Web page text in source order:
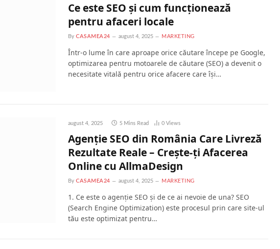
Ce este SEO și cum funcționează
pentru afaceri locale
By CASAMEA24 august 4, 2025 MARKETING
Într-o lume în care aproape orice căutare începe pe Google,
optimizarea pentru motoarele de căutare (SEO) a devenit o
necesitate vitală pentru orice afacere care își…
august 4, 2025 5 Mins Read 0 Views
Agenție SEO din România Care Livreză
Rezultate Reale – Crește-ți Afacerea
Online cu AllmaDesign
By CASAMEA24 august 4, 2025 MARKETING
1. Ce este o agenție SEO și de ce ai nevoie de una? SEO
(Search Engine Optimization) este procesul prin care site-ul
tău este optimizat pentru…